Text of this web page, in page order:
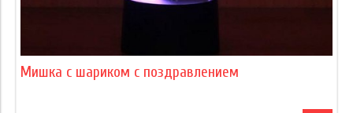
Мишка с шариком с поздравлением